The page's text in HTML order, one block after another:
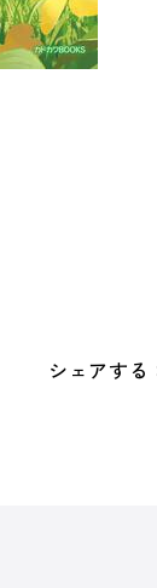
シェアする